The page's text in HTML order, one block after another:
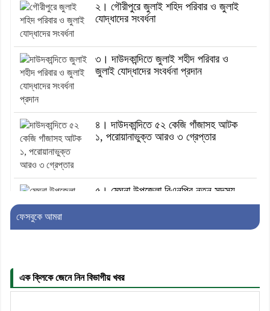
২। গৌরীপুরে জুলাই শহিদ পরিবার ও জুলাই
যোদ্ধাদের সংবর্ধনা
৩। দাউদকান্দিতে জুলাই শহীদ পরিবার ও
জুলাই যোদ্ধাদের সংবর্ধনা প্রদান
৪। দাউদকান্দিতে ৫২ কেজি গাঁজাসহ আটক
১, পরোয়ানাভুক্ত আরও ৩ গ্রেপ্তার
৫। মেঘনা উপজেলা বিএনপির নতুন সদস্য
সচিব হলেন সালাউদ্দিন সরকার
ফেসবুকে আমরা
এক ক্লিকে জেনে নিন বিভাগীয় খবর